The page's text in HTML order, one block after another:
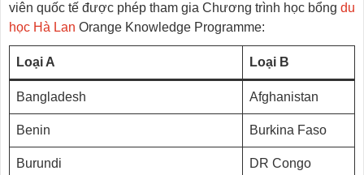
viên quốc tế được phép tham gia Chương trình học bổng du
học Hà Lan Orange Knowledge Programme:
Loại A Loại B
Bangladesh Afghanistan
Benin Burkina Faso
Burundi DR Congo